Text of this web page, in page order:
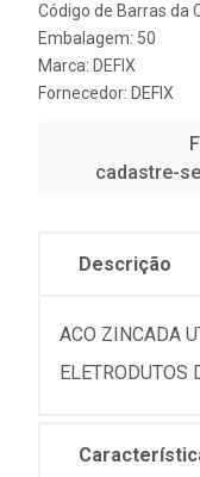
Código de Barras da
Embalagem: 50
Marca: DEFIX
Fornecedor: DEFIX
cadastre-
Descrição
ACO ZINCADA
ELETRODUTOS